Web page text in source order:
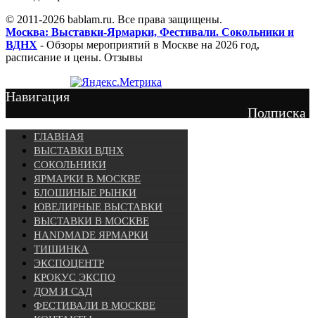
© 2011-2026 bablam.ru. Все права защищены.
Москва: Выставки-Ярмарки, Фестивали. Сокольники и
ВДНХ - Обзоры мероприятий в Москве на 2026 год,
расписание и цены. Отзывы
Навигация
Подписка
ГЛАВНАЯ
ВЫСТАВКИ ВДНХ
СОКОЛЬНИКИ
ЯРМАРКИ В МОСКВЕ
БЛОШИНЫЕ РЫНКИ
ЮВЕЛИРНЫЕ ВЫСТАВКИ
ВЫСТАВКИ В МОСКВЕ
HANDMADE ЯРМАРКИ
ТИШИНКА
ЭКСПОЦЕНТР
КРОКУС ЭКСПО
ДОМ И САД
ФЕСТИВАЛИ В МОСКВЕ